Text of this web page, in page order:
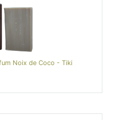
Noix de Coco - Tiki